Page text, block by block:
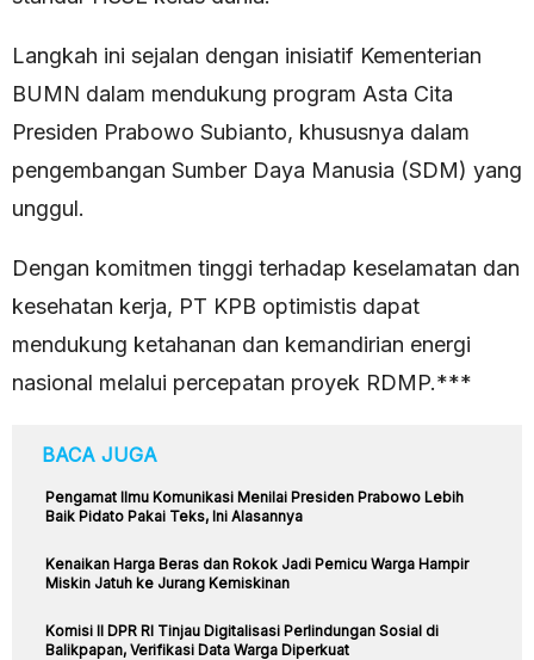
Langkah ini sejalan dengan inisiatif Kementerian
BUMN dalam mendukung program Asta Cita
Presiden Prabowo Subianto, khususnya dalam
pengembangan Sumber Daya Manusia (SDM) yang
unggul.
Dengan komitmen tinggi terhadap keselamatan dan
kesehatan kerja, PT KPB optimistis dapat
mendukung ketahanan dan kemandirian energi
nasional melalui percepatan proyek RDMP.***
BACA JUGA
Pengamat Ilmu Komunikasi Menilai Presiden Prabowo Lebih
Baik Pidato Pakai Teks, Ini Alasannya
Kenaikan Harga Beras dan Rokok Jadi Pemicu Warga Hampir
Miskin Jatuh ke Jurang Kemiskinan
Komisi II DPR RI Tinjau Digitalisasi Perlindungan Sosial di
Balikpapan, Verifikasi Data Warga Diperkuat